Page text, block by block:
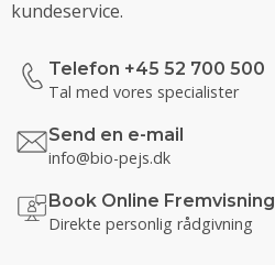
kundeservice.
Telefon +45 52 700 500
Tal med vores specialister
Send en e-mail
info@bio-pejs.dk
Book Online Fremvisning
Direkte personlig rådgivning